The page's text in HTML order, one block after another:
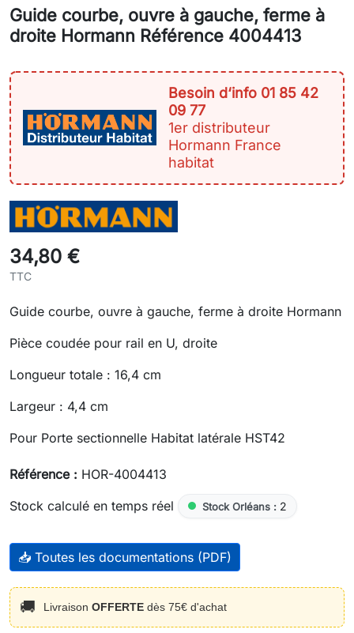
Guide courbe, ouvre à gauche, ferme à
droite Hormann Référence 4004413
Besoin d‘info 01 85 42
09 77
1er distributeur
Hormann France
habitat
34,80 €
TTC
Guide courbe, ouvre à gauche, ferme à droite Hormann
Pièce coudée pour rail en U, droite
Longueur totale : 16,4 cm
Largeur : 4,4 cm
Pour Porte sectionnelle Habitat latérale HST42
Référence : HOR-4004413
Stock calculé en temps réel
Stock Orléans : 2
📥 Toutes les documentations (PDF)
🚚 Livraison OFFERTE dès 75€ d'achat